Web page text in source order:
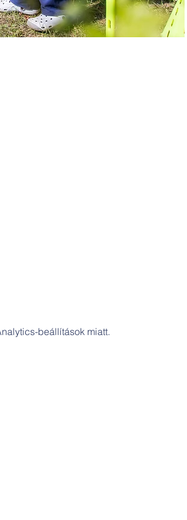
beállítások miatt.